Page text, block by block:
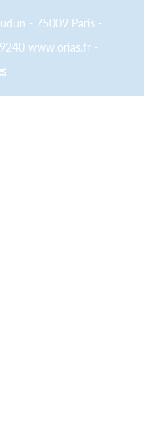
- 75009 Paris -
www.orias.fr -